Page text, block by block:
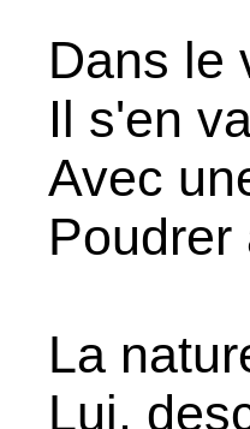
Dans le
Il s'en
Avec
Poudrer
La
Lui,